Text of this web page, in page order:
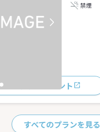
禁煙
おすすめポイント
すべてのプランを見る